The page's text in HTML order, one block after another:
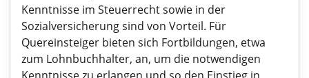
Kenntnisse im Steuerrecht sowie in der
Sozialversicherung sind von Vorteil. Für
Quereinsteiger bieten sich Fortbildungen, etwa
zum Lohnbuchhalter, an, um die notwendigen